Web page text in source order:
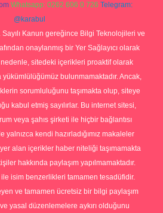
Whatsapp: 0262 606 0 726 Telegram:
@karabul
Kanun gereğince Bilgi Teknolojileri ve
onaylanmış bir Yer Sağlayıcı olarak
sitedeki içerikleri proaktif olarak
yükümlülüğümüz bulunmamaktadır. Ancak,
sorumluluğunu taşımakta olup, siteye
kabul etmiş sayılırlar. Bu internet sitesi,
veya şahıs şirketi ile hiçbir bağlantısı
yalnızca kendi hazırladığımız makaleler
alan içerikler haber niteliği taşımamakta
hakkında paylaşım yapılmamaktadır.
isim benzerlikleri tamamen tesadüfidir.
ve tamamen ücretsiz bir bilgi paylaşım
yasal düzenlemelere aykırı olduğunu